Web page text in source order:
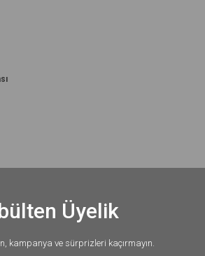
Üyelik
kampanya ve sürprizleri kaçırmayın.